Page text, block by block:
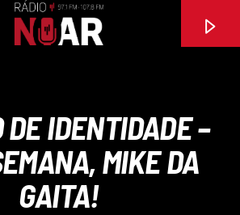
DE IDENTIDADE –
MIKE DA
GAITA!